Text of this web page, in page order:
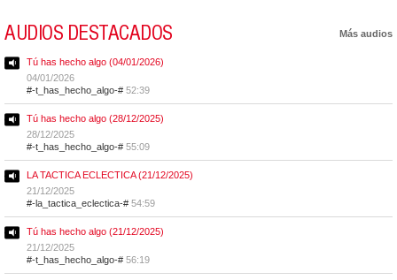
AUDIOS DESTACADOS Más audios
Tú has hecho algo (04/01/2026)
04/01/2026
#-t_has_hecho_algo-# 52:39
Tú has hecho algo (28/12/2025)
28/12/2025
#-t_has_hecho_algo-# 55:09
LA TACTICA ECLECTICA (21/12/2025)
21/12/2025
#-la_tactica_eclectica-# 54:59
Tú has hecho algo (21/12/2025)
21/12/2025
#-t_has_hecho_algo-# 56:19